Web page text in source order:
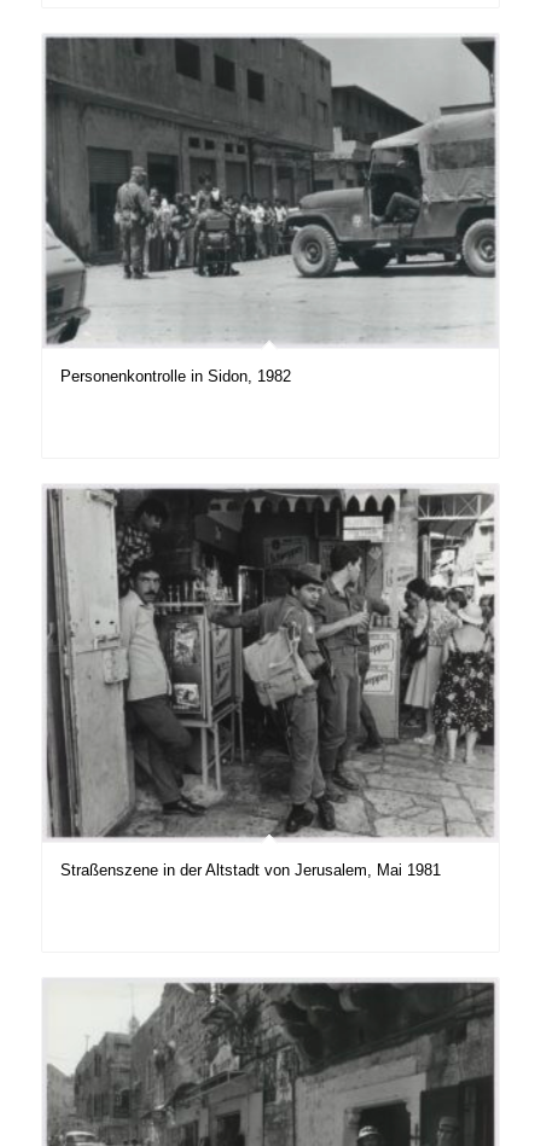
Personenkontrolle in Sidon, 1982
Straßenszene in der Altstadt von Jerusalem, Mai 1981